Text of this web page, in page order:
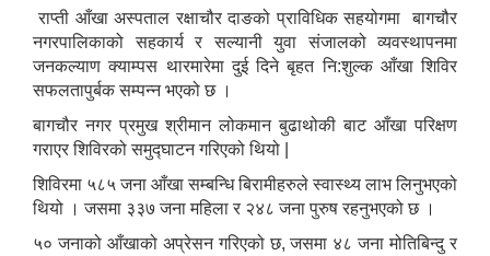
राप्ती आँखा अस्पताल रक्षाचौर दाङको प्राविधिक सहयोगमा बागचौर
नगरपालिकाको सहकार्य र सल्यानी युवा संजालको व्यवस्थापनमा
जनकल्याण क्याम्पस थारमारेमा दुई दिने बृहत नि:शुल्क आँखा शिविर
सफलतापुर्बक सम्पन्न भएको छ ।
बागचौर नगर प्रमुख श्रीमान लोकमान बुढाथोकी बाट आँखा परिक्षण
गराएर शिविरको समुद्घाटन गरिएको थियो |
शिविरमा ५८५ जना आँखा सम्बन्धि बिरामीहरुले स्वास्थ्य लाभ लिनुभएको
थियो । जसमा ३३७ जना महिला र २४८ जना पुरुष रहनुभएको छ ।
५० जनाको आँखाको अप्रेसन गरिएको छ, जसमा ४८ जना मोतिबिन्दु र